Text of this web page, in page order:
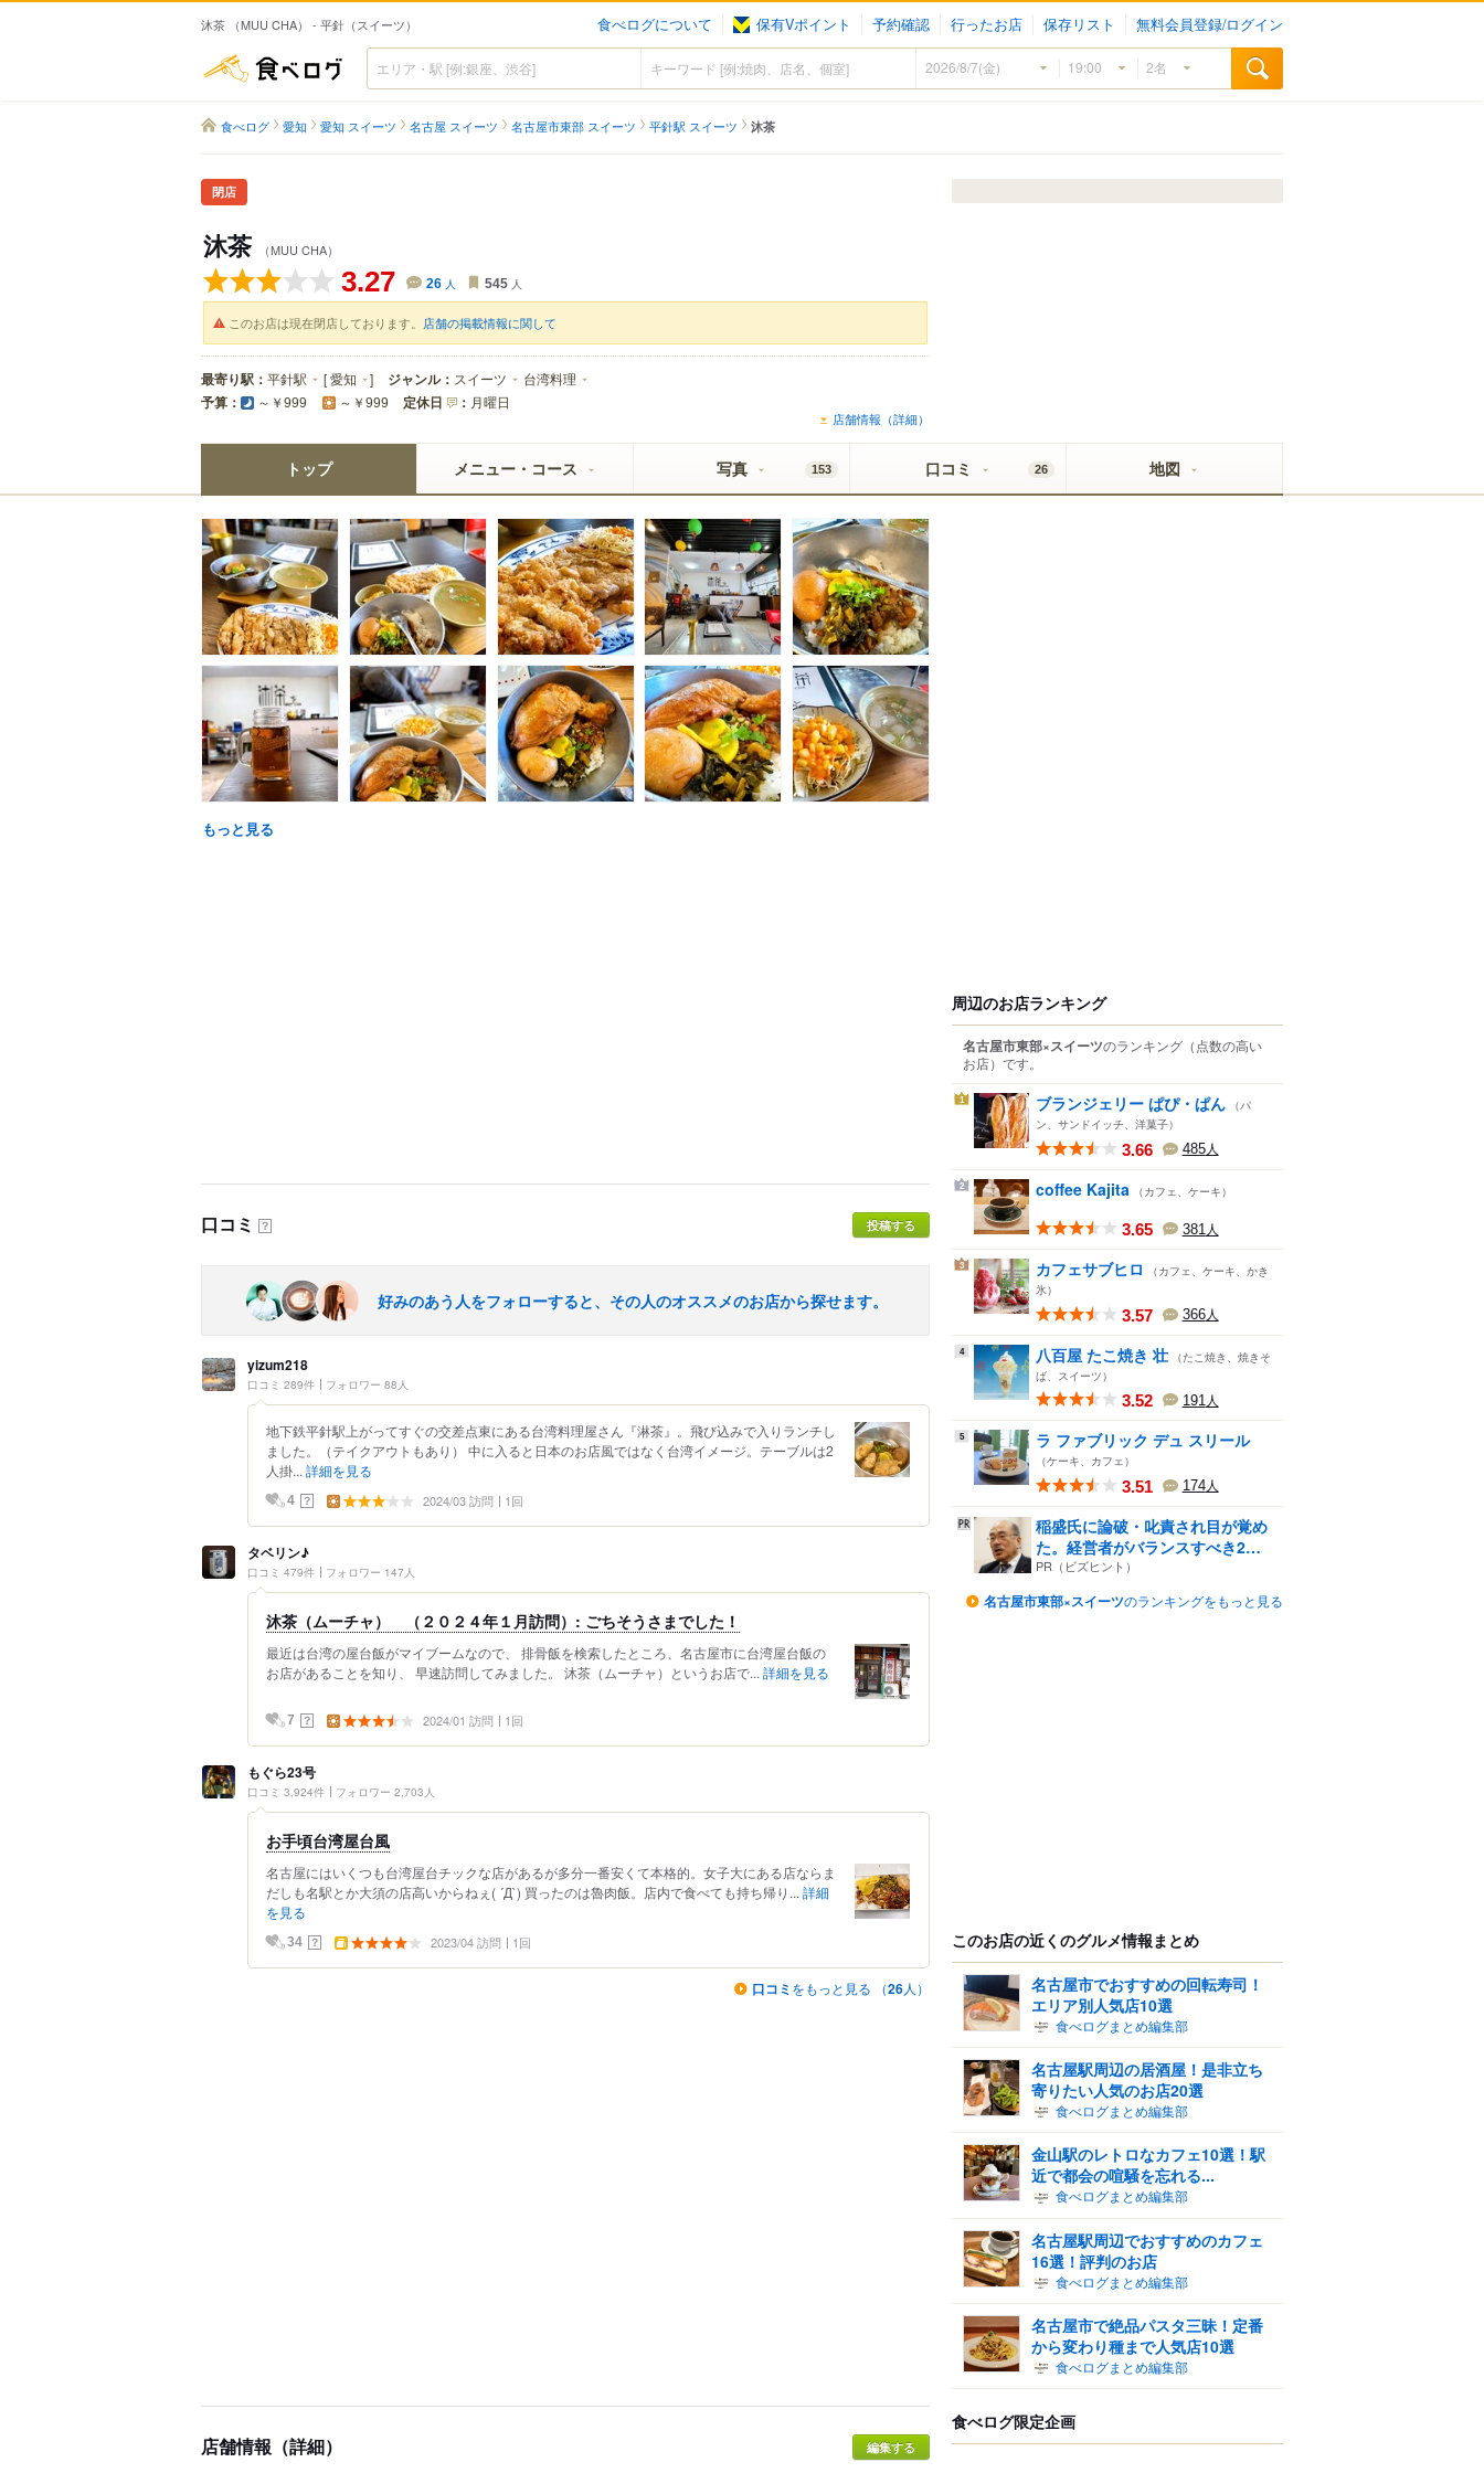
沐茶 （MUU CHA） - 平針（スイーツ） 食べログについて 保有Vポイント 予約確認 行ったお店 保存リスト 無料会員登録/ログイン
食べログ
食べログ 愛知 愛知 スイーツ 名古屋 スイーツ 名古屋市東部 スイーツ 平針駅 スイーツ 沐茶
閉店
沐茶 （MUU CHA）
3.27 26 人 545 人
このお店は現在閉店しております。 店舗の掲載情報に関して
最寄り駅： 平針駅 [愛知 ] ジャンル： スイーツ 台湾料理
予算： ～￥999 ～￥999 定休日 ： 月曜日
店舗情報（詳細）
トップ メニュー・コース 写真 153 口コミ 26 地図
もっと見る
口コミ ？ 投稿する
好みのあう人をフォローすると、その人のオススメのお店から探せます。
yizum218
口コミ 289件 フォロワー 88人
地下鉄平針駅上がってすぐの交差点東にある台湾料理屋さん『淋茶』。飛び込みで入りランチし
ました。（テイクアウトもあり） 中に入ると日本のお店風ではなく台湾イメージ。テーブルは2
人掛... 詳細を見る
4 ？ 2024/03 訪問 1回
タベリン♪
口コミ 479件 フォロワー 147人
沐茶（ムーチャ） （２０２４年１月訪問）: ごちそうさまでした！
最近は台湾の屋台飯がマイブームなので、 排骨飯を検索したところ、名古屋市に台湾屋台飯の
お店があることを知り、 早速訪問してみました。 沐茶（ムーチャ）というお店で... 詳細を見る
7 ？ 2024/01 訪問 1回
もぐら23号
口コミ 3,924件 フォロワー 2,703人
お手頃台湾屋台風
名古屋にはいくつも台湾屋台チックな店があるが多分一番安くて本格的。女子大にある店ならま
だしも名駅とか大須の店高いからねぇ( ´Д`) 買ったのは魯肉飯。店内で食べても持ち帰り... 詳細
を見る
34 ？ 2023/04 訪問 1回
口コミ をもっと見る （26人）
店舗情報（詳細） 編集する
周辺のお店ランキング
名古屋市東部×スイーツのランキング （点数の高い
お店） です。
1 ブランジェリー ぱぴ・ぱん （パ
ン、サンドイッチ、洋菓子）
3.66 485人
2 coffee Kajita （カフェ、ケーキ）
3.65 381 人
3 カフェサブヒロ
（カフェ、ケーキ、かき
氷）
3.57 366人
4 八百屋 たこ焼き 壮 （たこ焼き、焼きそ
ば、スイーツ）
3.52 191 人
5 ラ ファブリック デュ スリール
（ケーキ、カフェ）
3.51 174人
稲盛氏に論破・叱責され目が覚め
た。経営者がバランスすべき2
つ...
PR（ビズヒント）
名古屋市東部×スイーツのランキングをもっと見る
このお店の近くのグルメ情報まとめ
名古屋市でおすすめの回転寿司！
エリア別人気店10選
食べログまとめ編集部
名古屋駅周辺の居酒屋！是非立ち
寄りたい人気のお店20選
食べログまとめ編集部
金山駅のレトロなカフェ10選！駅
近で都会の喧騒を忘れる...
食べログまとめ編集部
名古屋駅周辺でおすすめのカフェ
16選！評判のお店
食べログまとめ編集部
名古屋市で絶品パスタ三昧！定番
から変わり種まで人気店10選
食べログまとめ編集部
食べログ限定企画